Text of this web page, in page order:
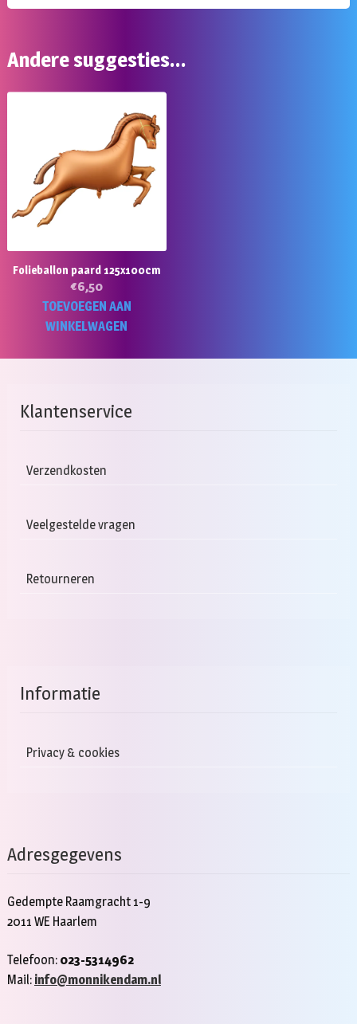
Andere suggesties…
Folieballon paard 125x100cm
€6,50
TOEVOEGEN AAN
WINKELWAGEN
Klantenservice
Verzendkosten
Veelgestelde vragen
Retourneren
Informatie
Privacy & cookies
Adresgegevens
Gedempte Raamgracht 1-9
2011 WE Haarlem
Telefoon: 023-5314962
Mail: info@monnikendam.nl